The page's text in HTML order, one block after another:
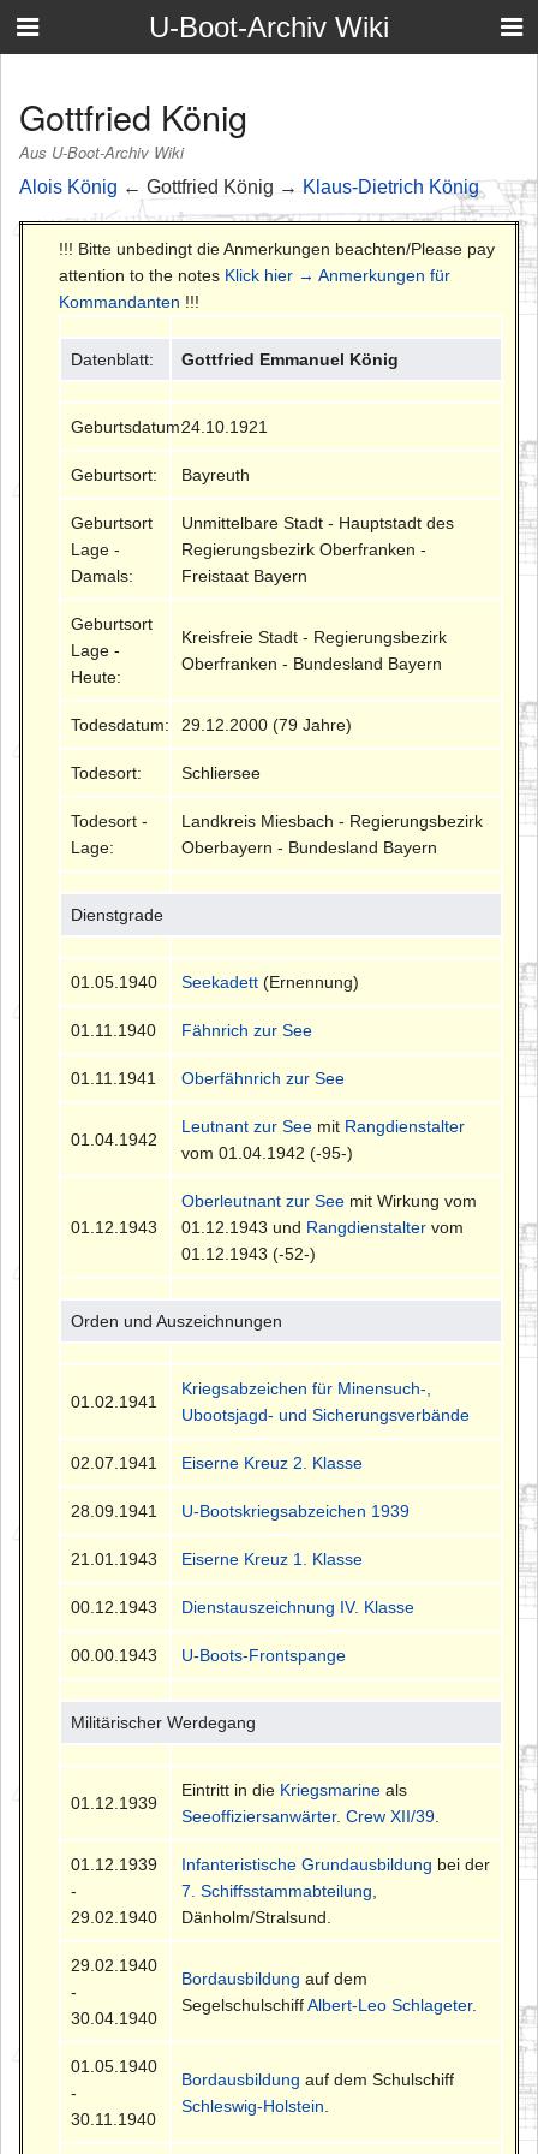
U-Boot-Archiv Wiki
Gottfried König
Aus U-Boot-Archiv Wiki
Alois König ← Gottfried König → Klaus-Dietrich König
!!! Bitte unbedingt die Anmerkungen beachten/Please pay
attention to the notes Klick hier → Anmerkungen für
Kommandanten !!!
Datenblatt: Gottfried Emmanuel König
Geburtsdatum:24.10.1921
Geburtsort: Bayreuth
Geburtsort
Lage -
Damals:
Unmittelbare Stadt - Hauptstadt des
Regierungsbezirk Oberfranken -
Freistaat Bayern
Geburtsort
Lage -
Heute:
Kreisfreie Stadt - Regierungsbezirk
Oberfranken - Bundesland Bayern
Todesdatum: 29.12.2000 (79 Jahre)
Todesort: Schliersee
Todesort -
Lage:
Landkreis Miesbach - Regierungsbezirk
Oberbayern - Bundesland Bayern
Dienstgrade
01.05.1940 Seekadett (Ernennung)
01.11.1940 Fähnrich zur See
01.11.1941 Oberfähnrich zur See
01.04.1942
Leutnant zur See mit Rangdienstalter
vom 01.04.1942 (-95-)
01.12.1943
Oberleutnant zur See mit Wirkung vom
01.12.1943 und Rangdienstalter vom
01.12.1943 (-52-)
Orden und Auszeichnungen
01.02.1941
Kriegsabzeichen für Minensuch-,
Ubootsjagd- und Sicherungsverbände
02.07.1941 Eiserne Kreuz 2. Klasse
28.09.1941 U-Bootskriegsabzeichen 1939
21.01.1943 Eiserne Kreuz 1. Klasse
00.12.1943 Dienstauszeichnung IV. Klasse
00.00.1943 U-Boots-Frontspange
Militärischer Werdegang
01.12.1939
Eintritt in die Kriegsmarine als
Seeoffiziersanwärter.Crew XII/39
01.12.1939
-
29.02.1940
Infanteristische Grundausbildung bei der
7. Schiffsstammabteilung
Dänholm/Stralsund.
29.02.1940
-
30.04.1940
Bordausbildung auf dem
SegelschulschiffAlbert-Leo Schlageter.
01.05.1940
-
30.11.1940
Bordausbildung auf dem Schulschiff
Schleswig-Holstein